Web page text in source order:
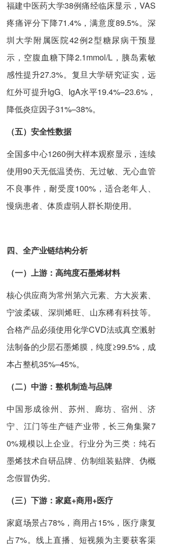
福建中医药大学38例痛经临床显示，VAS
疼痛评分下降71.4%，满意度89.5%。深
圳大学附属医院42例2型糖尿病干预显
示，空腹血糖下降2.1mmol/L，胰岛素敏
感性提升27.3%。复旦大学研究证实，远
红外可提升IgG、IgA水平19.4%–23.6%，
降低炎症因子31%–38%。
（五） 安全性数据
全国多中心1260例大样本观察显示，连续
使用90天无低温烫伤、无过敏、无心血管
不良事件，耐受度100%，适合老年人、
慢病患者、体质虚弱人群长期使用。
四、全产业链结构分析
（一） 上游：高纯度石墨烯材料
核心供应商为常州第六元素、方大炭素、
宁波柔碳、深圳烯旺、山东稀有科技等。
合格产品必须使用化学CVD法或真空溅射
法制备的少层石墨烯膜，纯度≥99.5%，成
本占整机35%–45%。
（二） 中游：整机制造与品牌
中国形成徐州、苏州、廊坊、宿州、济
宁、江门等生产链产业带，长三角集聚7
0%规模以上企业。行业分为三类：纯石
墨烯技术自研品牌、仿制组装贴牌、伪概
念假冒伪劣。
（三） 下游：家庭+商用+医疗
家庭场景占78%，商用占15%，医疗康复
占7%。线上直播、短视频为主要获客渠